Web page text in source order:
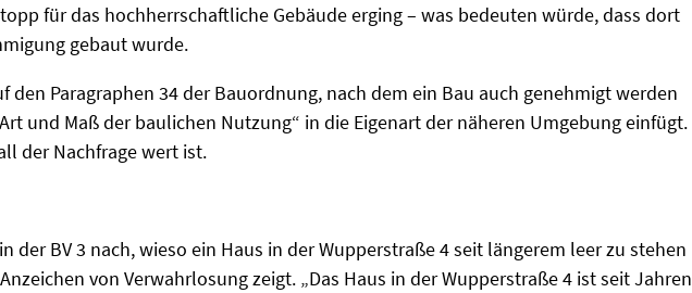
für das hochherrschaftliche Gebäude erging – was bedeuten würde, dass dort
gebaut wurde.
den Paragraphen 34 der Bauordnung, nach dem ein Bau auch genehmigt werden
und Maß der baulichen Nutzung“ in die Eigenart der näheren Umgebung einfügt.
der Nachfrage wert ist.
der BV 3 nach, wieso ein Haus in der Wupperstraße 4 seit längerem leer zu stehen
von Verwahrlosung zeigt. „Das Haus in der Wupperstraße 4 ist seit Jahren